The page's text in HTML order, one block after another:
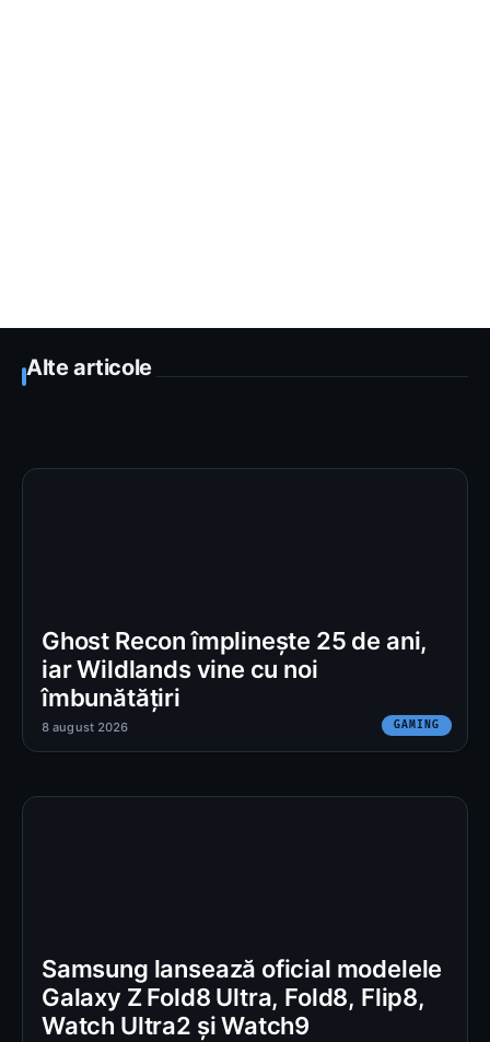
Alte articole
Ghost Recon împlinește 25 de ani,
iar Wildlands vine cu noi
îmbunătățiri
GAMING
8 august 2026
Samsung lansează oficial modelele
Galaxy Z Fold8 Ultra, Fold8, Flip8,
Watch Ultra2 și Watch9